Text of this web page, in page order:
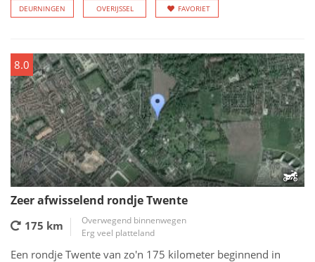
DEURNINGEN OVERIJSSEL FAVORIET
8.0
Zeer afwisselend rondje Twente
175 km
Overwegend binnenwegen
Erg veel platteland
Een rondje Twente van zo'n 175 kilometer beginnend in